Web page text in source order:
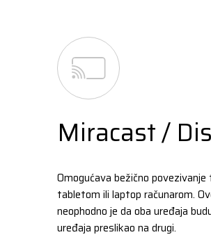
Miracast /
Omogućava bežično
tabletom ili laptop računarom.
neophodno je da oba uređaja
uređaja preslikao na drugi.